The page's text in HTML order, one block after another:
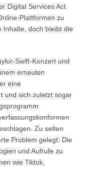
Digital Services Act
Plattformen zu
Inhalte, doch bleibt die
Swift-Konzert und
erneuten
eine
und sich zuletzt sogar
Zu selten
Problem gelegt: Die
und Aufrufe zu
wie Tiktok,